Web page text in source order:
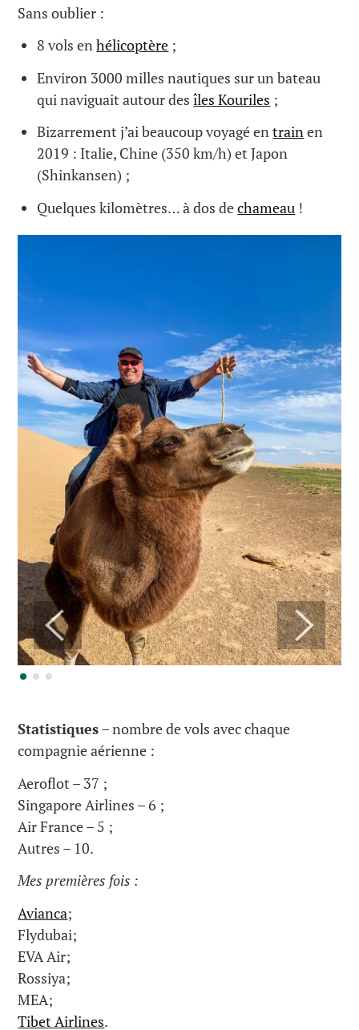
Sans oublier :
8 vols enhélicoptère ;
Environ 3000 milles nautiques sur un bateau
qui naviguait autour desîles Kouriles ;
Bizarrement j’ai beaucoup voyagé entrainen
2019 : Italie, Chine (350 km/h) et Japon
(Shinkansen) ;
Quelques kilomètres… à dos dechameau !
Statistiques– nombre de vols avec chaque
compagnie aérienne :
Aeroflot – 37 ;
Singapore Airlines – 6 ;
Air France – 5 ;
Autres – 10.
Mes premières fois :
Avianca;
Flydubai;
EVA Air;
Rossiya;
MEA;
Tibet Airlines.